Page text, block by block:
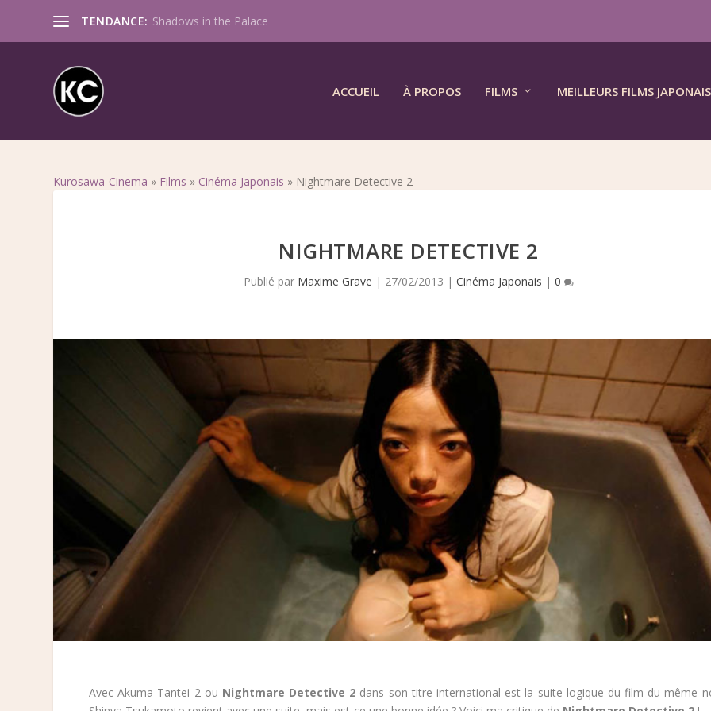
TENDANCE: Shadows in the Palace
ACCUEIL À PROPOS FILMS MEILLEURS FILMS JAPONAIS
Kurosawa-Cinema » Films » Cinéma Japonais » Nightmare Detective 2
NIGHTMARE DETECTIVE 2
Publié par Maxime Grave | 27/02/2013 | Cinéma Japonais | 0
Avec Akuma Tantei 2 ou Nightmare Detective 2 dans son titre international est la suite logique du film du même